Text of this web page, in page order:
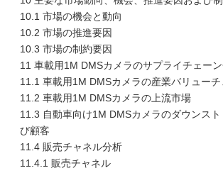
10.1 市場の機会と動向
10.2 市場の推進要因
10.3 市場の制約要因
11 車載用1M DMSカメラのサプライチェー
11.1 車載用1M DMSカメラの産業バリューチ
11.2 車載用1M DMSカメラの上流市場
11.3 自動車向け1M DMSカメラのダウンスト
び顧客
11.4 販売チャネル分析
11.4.1 販売チャネル